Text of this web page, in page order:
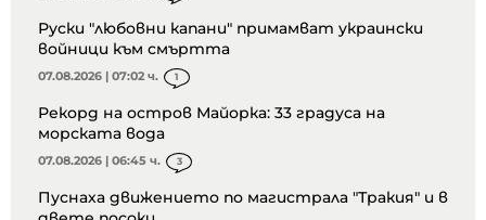
Руски "любовни капани" примамват украински
войници към смъртта
07.08.2026 | 07:02 ч. 1
Рекорд на остров Майорка: 33 градуса на
морската вода
07.08.2026 | 06:45 ч. 3
Пуснаха движението по магистрала "Тракия" и в